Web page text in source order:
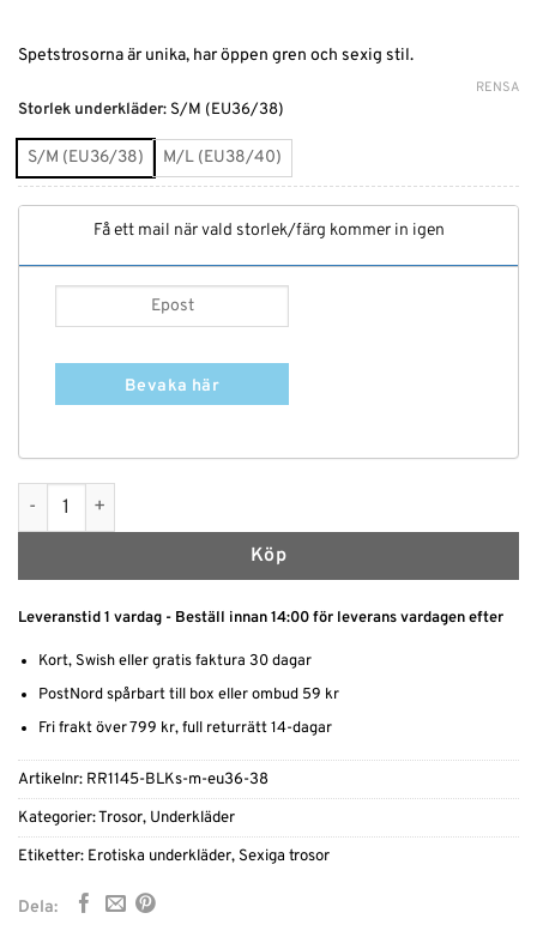
Spetstrosorna är unika, har öppen gren och sexig stil.
Storlek underkläder: S/M (EU36/38)
S/M (EU36/38) M/L (EU38/40)
RENSA
Få ett mail när vald storlek/färg kommer in igen
Bevaka här
Spetstrosa öppen mängd
Köp
Alternative:
Leveranstid 1 vardag - Beställ innan 14:00 för leverans vardagen efter
Kort, Swish eller gratis faktura 30 dagar
PostNord spårbart till box eller ombud 59 kr
Fri frakt över 799 kr, full returrätt 14-dagar
Artikelnr: RR1145-BLKs-m-eu36-38
Kategorier:Trosor, Underkläder
Etiketter: Erotiska underkläder, Sexiga trosor
Dela: